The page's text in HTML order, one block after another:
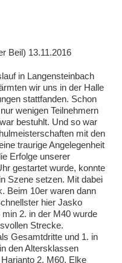
Beil) 13.11.2016
in Langensteinbach
wir uns in der Halle
stattfanden. Schon
wenigen Teilnehmern
bestuhlt. Und so war
mit den
traurige Angelegenheit
Erfolge unserer
gestartet wurde, konnte
Szene setzen. Mit dabei
Beim 10er waren dann
hier Jasko
2. in der M40 wurde
Strecke.
Gesamtdritte und 1. in
den Altersklassen
2. M60, Elke